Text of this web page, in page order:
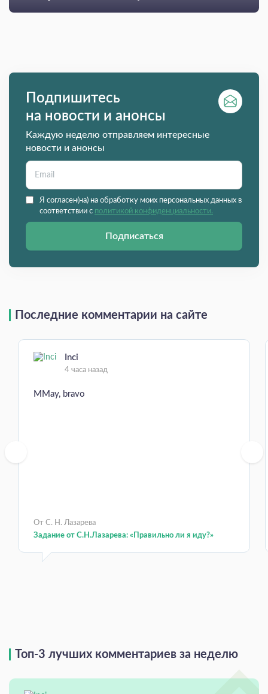
Подпишитесь
на новости и анонсы
Каждую неделю отправляем интересные
новости и анонсы
Я согласен(на) на обработку моих персональных данных в
соответствии с политикой конфиденциальности.
Подписаться
Последние комментарии на сайте
Inci
4 часа назад
MMay, bravo
От С. Н. Лазарева
Задание от С.Н.Лазарева: «Правильно ли я иду?»
Топ-3 лучших комментариев за неделю